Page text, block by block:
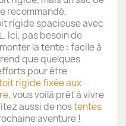
recommandé.
rigide spacieuse avec
Ici, pas besoin de
la tente : facile à
que quelques
pour être
rigide fixée aux
, vous voilà prêt à vivre
aussi de nostentes
aventure !